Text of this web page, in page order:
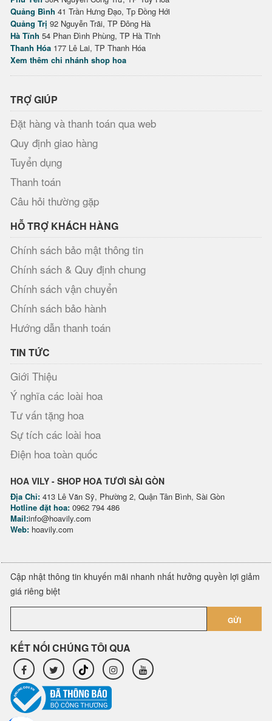
Quảng Bình 41 Trần Hưng Đạo, Tp Đồng Hới
Quảng Trị 92 Nguyễn Trãi, TP Đông Hà
Hà Tĩnh 54 Phan Đình Phùng, TP Hà Tĩnh
Thanh Hóa 177 Lê Lai, TP Thanh Hóa
Xem thêm chi nhánh shop hoa
TRỢ GIÚP
Đặt hàng và thanh toán qua web
Quy định giao hàng
Tuyển dụng
Thanh toán
Câu hỏi thường gặp
HỖ TRỢ KHÁCH HÀNG
Chính sách bảo mật thông tin
Chính sách & Quy định chung
Chính sách vận chuyển
Chính sách bảo hành
Hướng dẫn thanh toán
TIN TỨC
Giới Thiệu
Ý nghĩa các loài hoa
Tư vấn tặng hoa
Sự tích các loài hoa
Điện hoa toàn quốc
HOA VILY - SHOP HOA TƯƠI SÀI GÒN
Địa Chỉ: 413 Lê Văn Sỹ, Phường 2, Quận Tân Bình, Sài Gòn
Hotline đặt hoa: 0962 794 486
Mail:info@hoavily.com
Web: hoavily.com
Cập nhật thông tin khuyến mãi nhanh nhất hưởng quyền lợi giảm
giá riêng biệt
GỬI
KẾT NỐI CHÚNG TÔI QUA